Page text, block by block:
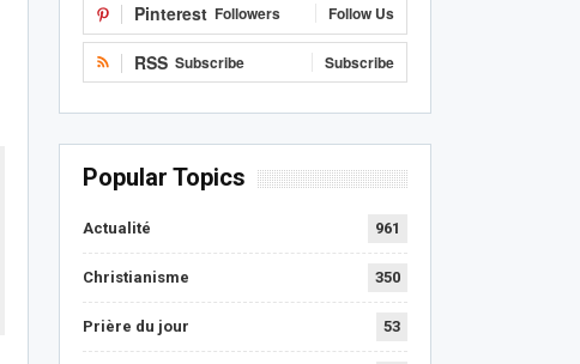
Pinterest Followers Follow Us
RSS Subscribe Subscribe
Popular Topics
Actualité 961
Christianisme 350
Prière du jour 53